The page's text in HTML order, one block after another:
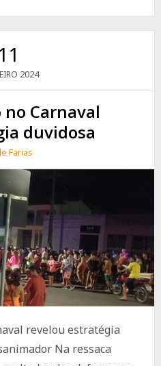
11
2024
Carnaval
duvidosa
Farias
revelou estratégia
Na ressaca